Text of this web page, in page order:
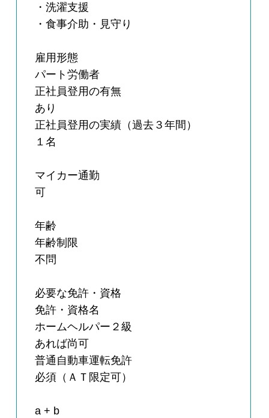
・洗濯支援
・食事介助・見守り
雇用形態
パート労働者
正社員登用の有無
あり
正社員登用の実績（過去３年間）
１名
マイカー通勤
可
年齢
年齢制限
不問
必要な免許・資格
免許・資格名
ホームヘルパー２級
あれば尚可
普通自動車運転免許
必須（ＡＴ限定可）
a + b